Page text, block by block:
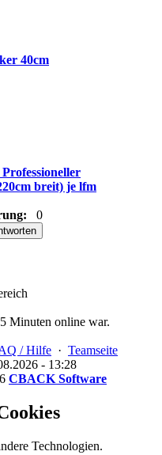
40cm
breit) je lfm
0
Minuten online war.
/ Hilfe · Teamseite
- 13:28
CBACK Software
Technologien.